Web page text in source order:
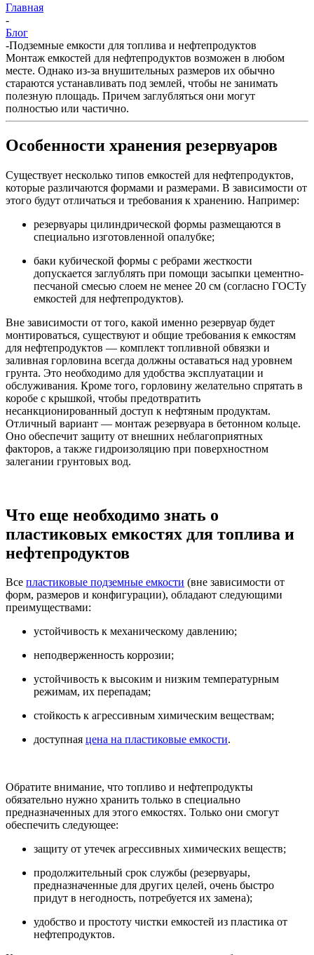
Главная
-
Блог
-Подземные емкости для топлива и нефтепродуктов
Монтаж емкостей для нефтепродуктов возможен в любом
месте. Однако из-за внушительных размеров их обычно
стараются устанавливать под землей, чтобы не занимать
полезную площадь. Причем заглубляться они могут
полностью или частично.
Особенности хранения резервуаров
Существует несколько типов емкостей для нефтепродуктов,
которые различаются формами и размерами. В зависимости от
этого будут отличаться и требования к хранению. Например:
резервуары цилиндрической формы размещаются в
специально изготовленной опалубке;
баки кубической формы с ребрами жесткости
допускается заглублять при помощи засыпки цементно-
песчаной смесью слоем не менее 20 см (согласно ГОСТу
емкостей для нефтепродуктов).
Вне зависимости от того, какой именно резервуар будет
монтироваться, существуют и общие требования к емкостям
для нефтепродуктов — комплект топливной обвязки и
заливная горловина всегда должны оставаться над уровнем
грунта. Это необходимо для удобства эксплуатации и
обслуживания. Кроме того, горловину желательно спрятать в
коробе с крышкой, чтобы предотвратить
несанкционированный доступ к нефтяным продуктам.
Отличный вариант — монтаж резервуара в бетонном кольце.
Оно обеспечит защиту от внешних неблагоприятных
факторов, а также гидроизоляцию при поверхностном
залегании грунтовых вод.
Что еще необходимо знать о
пластиковых емкостях для топлива и
нефтепродуктов
Все пластиковые подземные емкости (вне зависимости от
форм, размеров и конфигурации), обладают следующими
преимуществами:
устойчивость к механическому давлению;
неподверженность коррозии;
устойчивость к высоким и низким температурным
режимам, их перепадам;
стойкость к агрессивным химическим веществам;
доступная цена на пластиковые емкости.
Обратите внимание, что топливо и нефтепродукты
обязательно нужно хранить только в специально
предназначенных для этого емкостях. Только они смогут
обеспечить следующее:
защиту от утечек агрессивных химических веществ;
продолжительный срок службы (резервуары,
предназначенные для других целей, очень быстро
придут в негодность, потребуется их замена);
удобство и простоту чистки емкостей из пластика от
нефтепродуктов.